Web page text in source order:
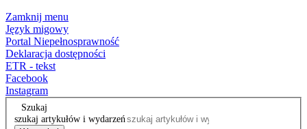
Zamknij menu
Język migowy
Portal Niepełnosprawność
Deklaracja dostępności
ETR - tekst
Facebook
Instagram
Szukaj
szukaj artykułów i wydarzeń